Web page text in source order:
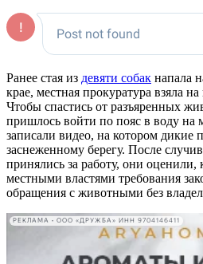
Ранее стая из девяти собак напала
крае, местная прокуратура взяла
Чтобы спастись от разъяренных
пришлось войти по пояс в воду на
записали видео, на котором дикие
заснеженному берегу. После
принялись за работу, они
местными властями требования
обращения с животными без
РЕКЛАМА • ООО «ДРУЖБА» ИНН 9704146411